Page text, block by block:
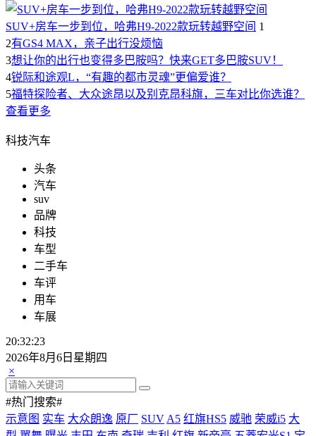
SUV+房车一步到位，哈弗H9-2022款玩转越野空间 1
2有GS4 MAX，亲子出行没烦恼
3想让你的出行也变得多巴胺吗？快来GET多巴胺SUV！
4锐际和途观L，“有趣的都市灵魂”更偏爱谁？
5福特探险者、大众途昂以及别克昂科旗，三车对比你选谁？
查看更多
科技汽车
头条
汽车
suv
品牌
科技
车型
二手车
车评
用车
车展
20:32:23
2026年8月6日星期四
×
#热门搜索#
示意图 实车 大众朗逸 原厂 SUV A5 红旗HS5 威驰 荣威i5 大